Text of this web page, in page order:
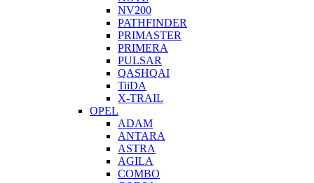
NV200
PATHFINDER
PRIMASTER
PRIMERA
PULSAR
QASHQAI
TiiDA
X-TRAIL
OPEL
ADAM
ANTARA
ASTRA
AGILA
COMBO